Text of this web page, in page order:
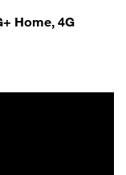
Home, 4G